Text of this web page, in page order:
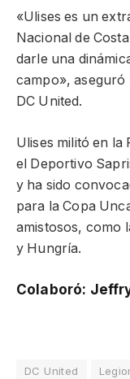
«Ulises es un
Nacional de
darle una
campo», aseguró
DC United.
Ulises militó en la
el Deportivo
y ha sido
para la Copa
amistosos, como
y Hungría.
Colaboró:
DC United